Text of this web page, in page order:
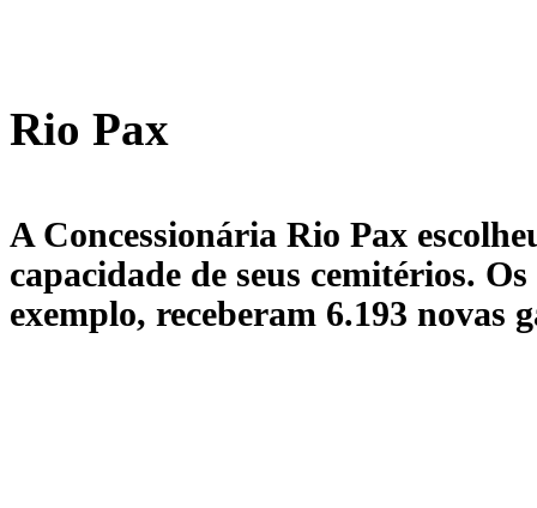
Rio Pax
A Concessionária Rio Pax
capacidade de seus cemitérios.
exemplo, receberam 6.193 novas